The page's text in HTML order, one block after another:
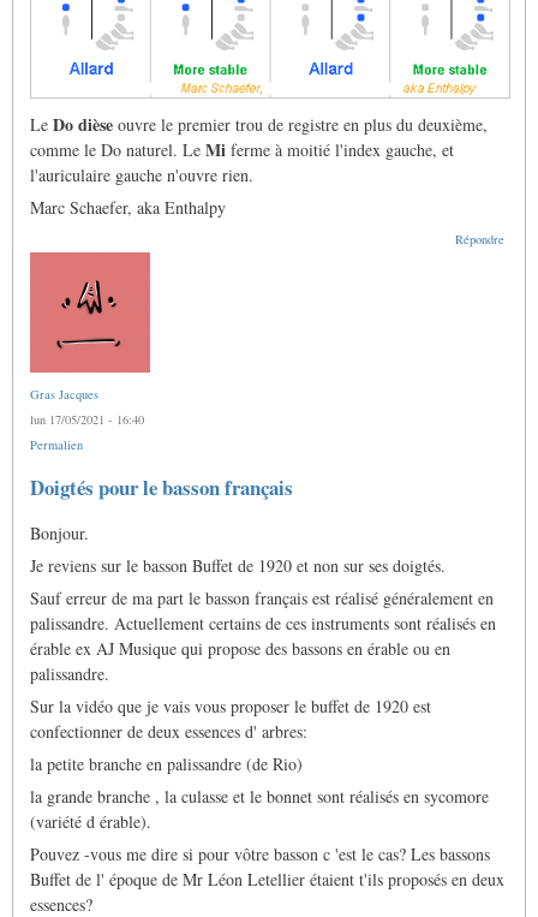
Le Do dièse ouvre le premier trou de registre en plus du deuxième,
comme le Do naturel. Le Mi ferme à moitié l'index gauche, et
l'auriculaire gauche n'ouvre rien.
Marc Schaefer, aka Enthalpy
Répondre
Gras Jacques
lun 17/05/2021 - 16:40
Permalien
Doigtés pour le basson français
Bonjour.
Je reviens sur le basson Buffet de 1920 et non sur ses doigtés.
Sauf erreur de ma part le basson français est réalisé généralement en
palissandre. Actuellement certains de ces instruments sont réalisés en
érable ex AJ Musique qui propose des bassons en érable ou en
palissandre.
Sur la vidéo que je vais vous proposer le buffet de 1920 est
confectionner de deux essences d' arbres:
la petite branche en palissandre (de Rio)
la grande branche , la culasse et le bonnet sont réalisés en sycomore
(variété d érable).
Pouvez -vous me dire si pour vôtre basson c 'est le cas? Les bassons
Buffet de l' époque de Mr Léon Letellier étaient t'ils proposés en deux
essences?